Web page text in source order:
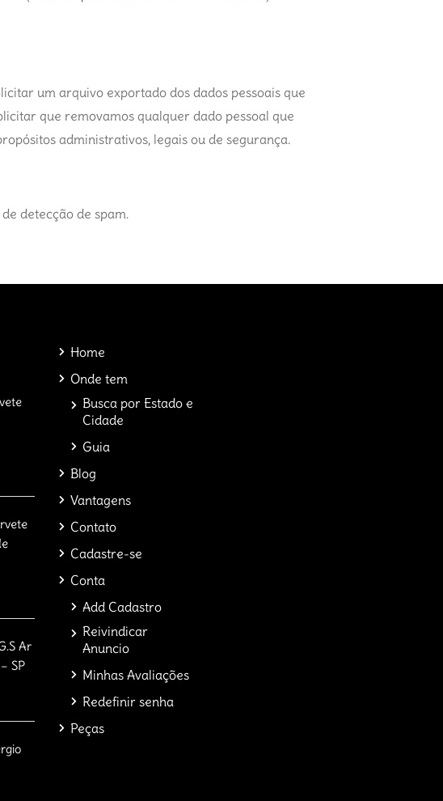
um arquivo exportado dos dados pessoais que
que removamos qualquer dado pessoal que
administrativos, legais ou de segurança.
detecção de spam.
Ar
SP
Home
Onde tem
Busca por Estado e
Cidade
Guia
Blog
Vantagens
Contato
Cadastre-se
Conta
Add Cadastro
Reivindicar
Anuncio
Minhas Avaliações
Redefinir senha
Peças